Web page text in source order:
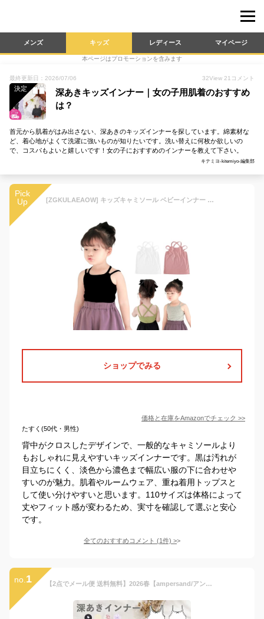
メンズ キッズ レディース マイページ
本ページはプロモーションを含みます
最終更新日：2026/07/06 32View 21 コメント
決定
深あきキッズインナー｜女の子用肌着のおすすめ
は？
首元から肌着がはみ出さない、深あきのキッズインナーを探しています。綿素材な
ど、着心地がよくて洗濯に強いものが知りたいです。洗い替えに何枚か欲しいの
で、コスパもよいと嬉しいです！女の子におすすめのインナーを教えて下さい。
キテミヨ-kitemiyo-編集部
Pick
Up
[ZGKULAEAOW] キッズキャミソール ベビーインナー バッククロス キッズインナー キッズキャミ トップス 肌着 おしゃれ ベビー インナー (JP, 身長, 110, 黒)
ショップでみる
価格と在庫をAmazonでチェック >>
たすく(50代・男性)
背中がクロスしたデザインで、一般的なキャミソールより
もおしゃれに見えやすいキッズインナーです。黒は汚れが
目立ちにくく、淡色から濃色まで幅広い服の下に合わせや
すいのが魅力。肌着やルームウェア、重ね着用トップスと
して使い分けやすいと思います。110サイズは体格によって
丈やフィット感が変わるため、実寸を確認して選ぶと安心
です。
全てのおすすめコメント (1件) >
no. 1 【2点でメール便 送料無料】2026春【ampersand/アンパサンド】かくれんぼインナー キャミソール タンクトップ≪80cm 90cm 95cm 100cm 110cm 120cm 130cm≫キッズ 肌着 下着 子供 女の子 シャツ かわいい ベビー 見えない 深あき